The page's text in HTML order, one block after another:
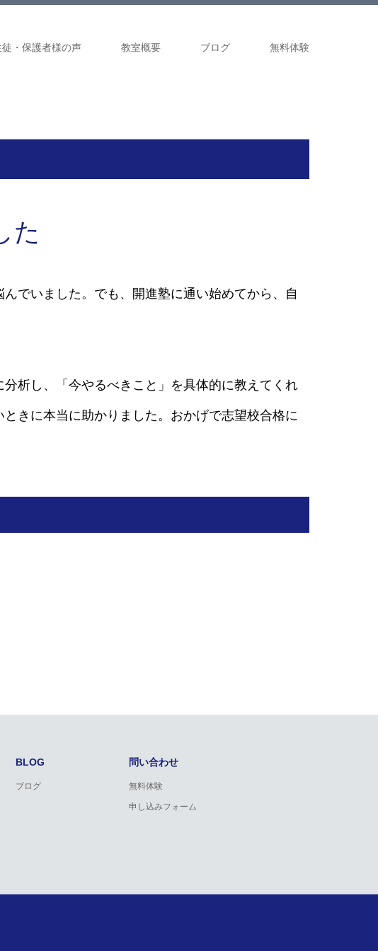
徒・保護者様の声 教室概要 ブログ 無料体験
た
でいました。でも、開進塾に通い始めてから、自
析し、「今やるべきこと」を具体的に教えてくれ
きに本当に助かりました。おかげで志望校合格に
BLOG
ブログ
問い合わせ
無料体験
申し込みフォーム